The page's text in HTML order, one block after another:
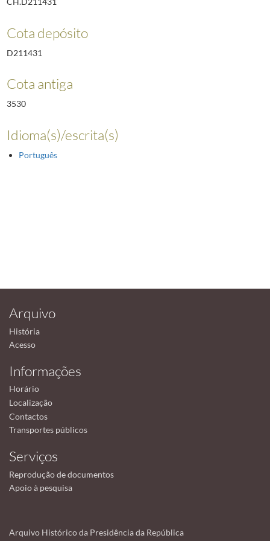
Cota depósito
D211431
Cota antiga
3530
Idioma(s)/escrita(s)
Português
Arquivo
História
Acesso
Informações
Horário
Localização
Contactos
Transportes públicos
Serviços
Reprodução de documentos
Apoio à pesquisa
Arquivo Histórico da Presidência da República